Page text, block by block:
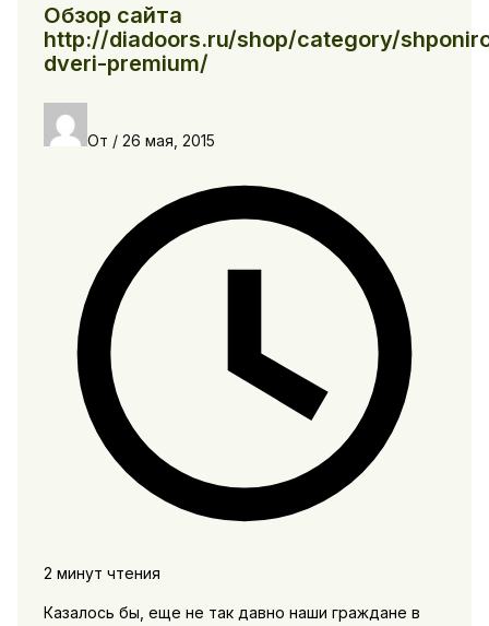
Обзор сайта
http://diadoors.ru/shop/category/
dveri-premium/
От / 26 мая, 2015
2 минут чтения
Казалось бы, еще не так давно наши граждане в